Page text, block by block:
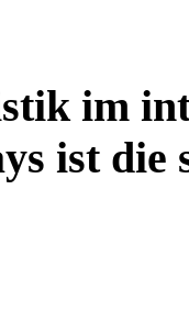
im
ist die